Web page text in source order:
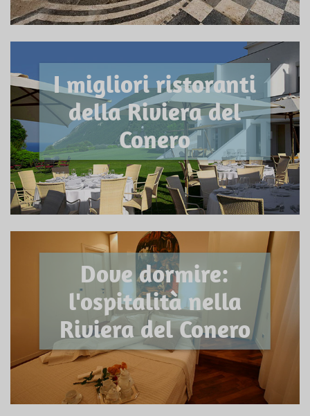
I migliori ristoranti
della Riviera del
Conero
Dove dormire:
l'ospitalità nella
Riviera del Conero